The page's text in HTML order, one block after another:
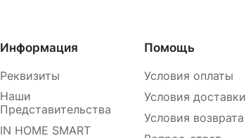
Информация
Реквизиты
Наши
Представительства
IN HOME SMART
Помощь
Условия оплаты
Условия доставки
Условия возврата